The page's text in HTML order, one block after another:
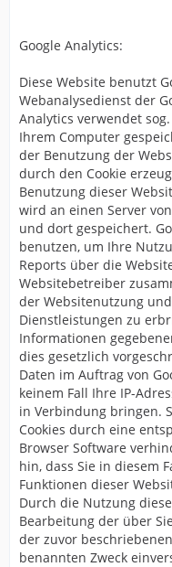
Google Analytics:
Diese Website benutzt
Webanalysedienst der
Analytics verwendet
Ihrem Computer
der Benutzung der
durch den Cookie
Benutzung dieser
wird an einen Server
und dort gespeichert.
benutzen, um Ihre
Reports über die
Websitebetreiber
der Websitenutzung
Dienstleistungen zu
Informationen
dies gesetzlich
Daten im Auftrag von
keinem Fall Ihre IP-
in Verbindung bringen.
Cookies durch eine
Browser Software
hin, dass Sie in diesem
Funktionen dieser
Durch die Nutzung
Bearbeitung der über
der zuvor
benannten Zweck